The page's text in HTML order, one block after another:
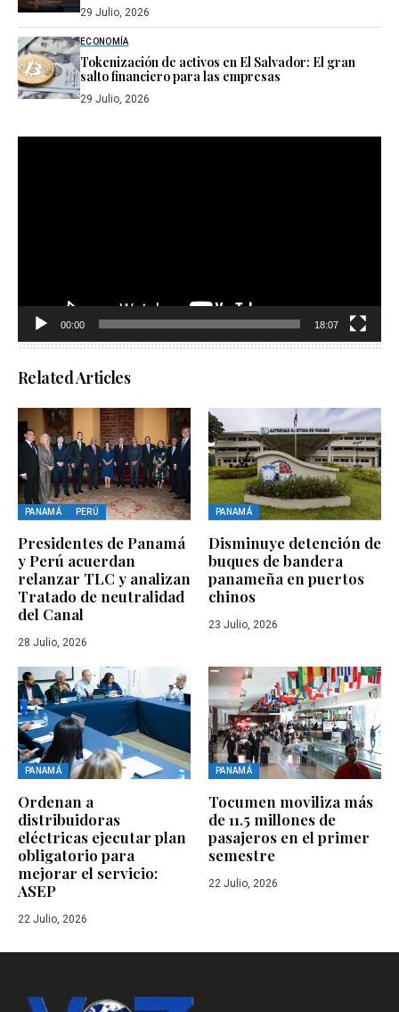
29 Julio, 2026
ECONOMÍA
Tokenización de activos en El Salvador: El gran
salto financiero para las empresas
29 Julio, 2026
00:00 18:07
Related Articles
PANAMÁ PERÚ
Presidentes de Panamá
y Perú acuerdan
relanzar TLC y analizan
Tratado de neutralidad
del Canal
28 Julio, 2026
PANAMÁ
Disminuye detención de
buques de bandera
panameña en puertos
chinos
23 Julio, 2026
PANAMÁ
Ordenan a
distribuidoras
eléctricas ejecutar plan
obligatorio para
mejorar el servicio:
ASEP
22 Julio, 2026
PANAMÁ
Tocumen moviliza más
de 11.5 millones de
pasajeros en el primer
semestre
22 Julio, 2026